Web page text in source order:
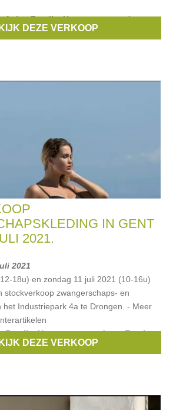
,Anita,Fragile,Un ventre pour deux,
DEZE VERKOOP
IN GENT
2021.
2021
18u) en zondag 11 juli 2021 (10-16u)
stockverkoop zwangerschaps- en
het Industriepark 4a te Drongen. - Meer
,Fragile,Un ventre pour deux,Esprit
DEZE VERKOOP